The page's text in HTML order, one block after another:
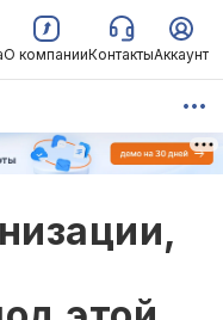
О компанииКонтактыАккаунт